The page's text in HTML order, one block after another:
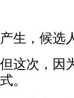
产生，候选
但这次，因
式。